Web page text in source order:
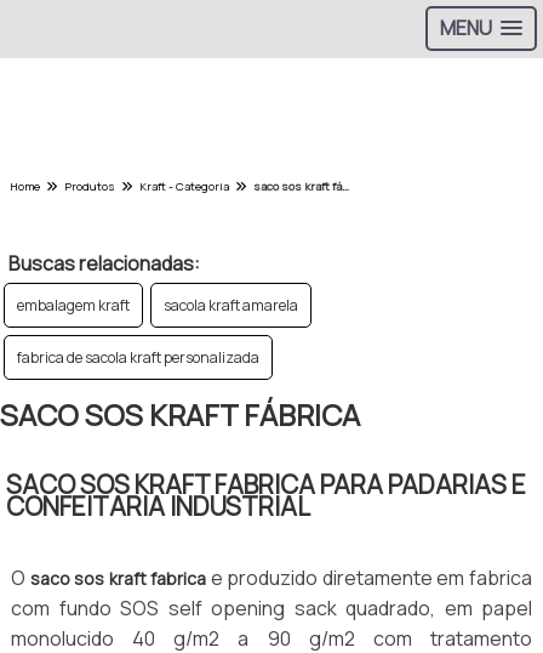
MENU
Home Produtos Kraft - Categoria saco sos kraft fábrica
Buscas relacionadas:
embalagem kraft sacola kraft amarela
fabrica de sacola kraft personalizada
SACO SOS KRAFT FÁBRICA
SACO SOS KRAFT FABRICA PARA PADARIAS E
CONFEITARIA INDUSTRIAL
O saco sos kraft fabrica e produzido diretamente em fabrica
com fundo SOS self opening sack quadrado, em papel
monolucido 40 g/m2 a 90 g/m2 com tratamento